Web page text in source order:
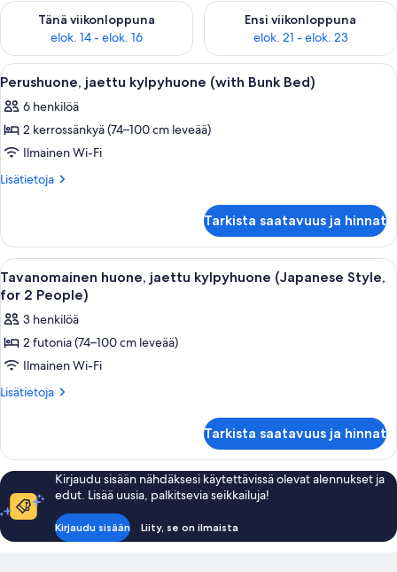
Tänä viikonloppuna
elok. 14 - elok. 16
Tarkista tämän viikonlopun saatavuus elok. 14 - elok. 16
Ensi viikonloppuna
elok. 21 - elok. 23
Tarkista ensi viikonlopun
Avaa
kaikki
huonetyypin
Perushuone,
jaettu
kylpyhuone
Bed)
kuvat
Huoneessa on kerrossänky, pieni
1
Perushuone, jaettu kylpyhuone (with Bunk Bed)
6 henkilöä
2 kerrossänkyä (74–100 cm leveää)
Ilmainen Wi-Fi
Lisätietoja
Lisätietoja
kylpyhuone
(with
Bunk
Bed)
Tarkista saatavuus ja hinnat
Avaa
kaikki
huonetyypin
Tavanomainen
huone,
jaettu
kylpyhuone
for
2
People)
kuvat
Tatami-mattoilla päällystetty huone,
1
Tavanomainen huone, jaettu kylpyhuone (Japanese Style,
for 2 People)
3 henkilöä
2 futonia (74–100 cm leveää)
Ilmainen Wi-Fi
Lisätietoja
Lisätietoja
jaettu
kylpyhuone
(Japanese
Style,
for
2
Tarkista saatavuus ja hinnat
Kirjaudu sisään nähdäksesi käytettävissä olevat alennukset ja
edut. Lisää uusia, palkitsevia seikkailuja!
Kirjaudu sisään Liity, se on ilmaista